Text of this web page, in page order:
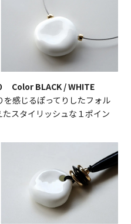
Color BLACK / WHITE
感じるぽってりしたフォル
スタイリッシュな１ポイン